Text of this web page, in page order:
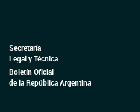
Secretaría
Legal y Técnica
Boletín Oficial
de la República Argentina